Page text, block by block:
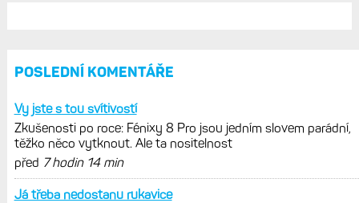
Zaměření zátěže: Hodnotí, zda je váš
v optimálních oblastech
Garmin poprvé překonal hranici
300 dolarů. Cena akcií za devět
měsíců výrazně vzrostla